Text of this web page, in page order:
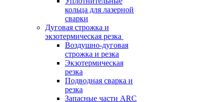
кольца для лазерной
сварки
Дуговая строжка и
экзотермическая резка
Воздушно-дуговая
строжка и резка
Экзотермическая
резка
Подводная сварка и
резка
Запасные части ARC